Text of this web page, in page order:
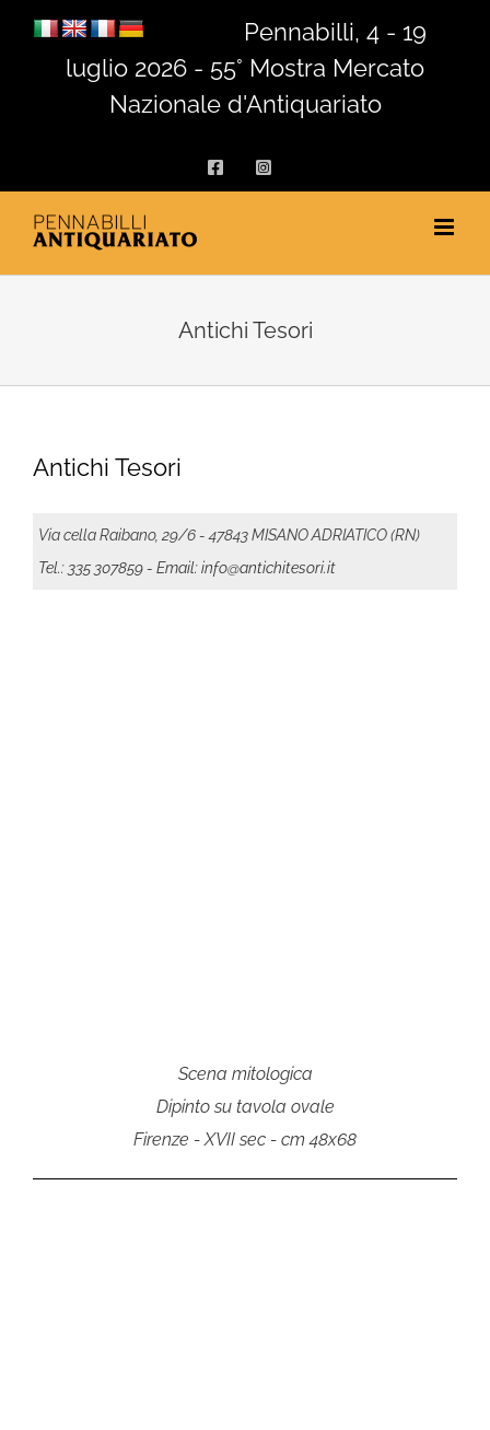
Salta
contenuto
Pennabilli, 4 - 19
luglio 2026 - 55° Mostra Mercato
Nazionale d'Antiquariato
FacebookInstagram
Antichi Tesori
Antichi Tesori
Via cella Raibano, 29/6 - 47843 MISANO ADRIATICO (RN)
Tel.: 335 307859- Email: info@antichitesori.it
Scena mitologica
Dipinto su tavola ovale
Firenze - XVII sec - cm 48x68